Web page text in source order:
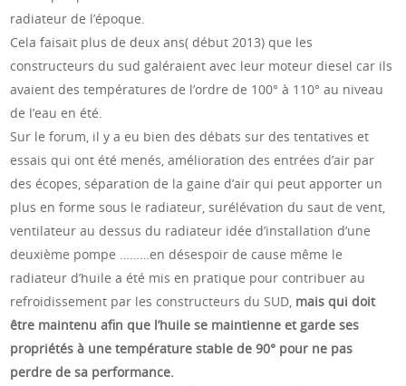
radiateur de l’époque.
Cela faisait plus de deux ans( début 2013) que les
constructeurs du sud galéraient avec leur moteur diesel car ils
avaient des températures de l’ordre de 100° à 110° au niveau
de l’eau en été.
Sur le forum, il y a eu bien des débats sur des tentatives et
essais qui ont été menés, amélioration des entrées d’air par
des écopes, séparation de la gaine d’air qui peut apporter un
plus en forme sous le radiateur, surélévation du saut de vent,
ventilateur au dessus du radiateur idée d’installation d’une
deuxième pompe ………en désespoir de cause même le
radiateur d’huile a été mis en pratique pour contribuer au
refroidissement par les constructeurs du SUD, mais qui doit
être maintenu afin que l’huile se maintienne et garde ses
propriétés à une température stable de 90° pour ne pas
perdre de sa performance.